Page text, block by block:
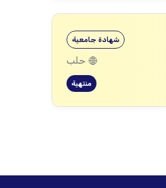
شهادة جامعية
حلب
منتهية